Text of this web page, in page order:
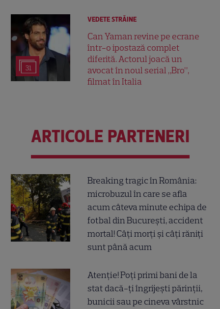
31
VEDETE STRĂINE
Can Yaman revine pe ecrane
într-o ipostază complet
diferită. Actorul joacă un
avocat în noul serial „Bro”,
filmat în Italia
ARTICOLE PARTENERI
Breaking tragic în România:
microbuzul în care se afla
acum câteva minute echipa de
fotbal din București, accident
mortal! Câți morți și câți răniți
sunt până acum
Atenție! Poți primi bani de la
stat dacă-ți îngrijești părinții,
bunicii sau pe cineva vârstnic